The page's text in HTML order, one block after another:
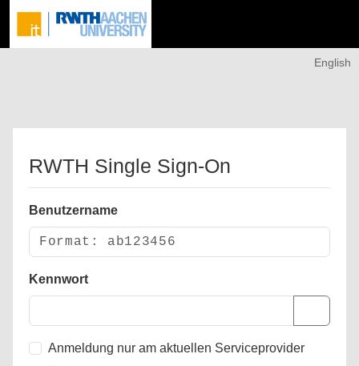
English
RWTH Single Sign-On
Benutzername
Kennwort
Anmeldung nur am aktuellen Serviceprovider